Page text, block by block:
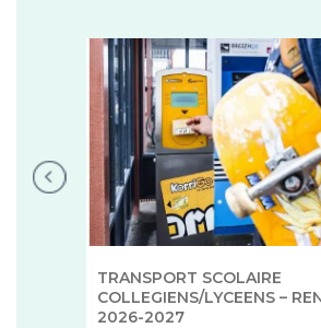
TRANSPORT SCOLAIRE
COLLEGIENS/LYCEENS –
2026-2027